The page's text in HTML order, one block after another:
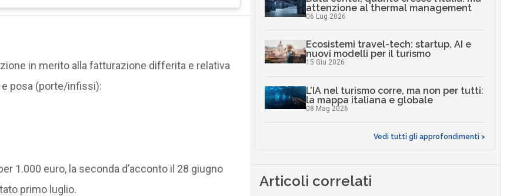
in merito alla fatturazione differita e relativa
posa (porte/infissi):
1.000 euro, la seconda d’acconto il 28 giugno
primo luglio.
attenzione al thermal management
06 Lug 2026
Ecosistemi travel-tech: startup, AI e
nuovi modelli per il turismo
15 Giu 2026
L’IA nel turismo corre, ma non per tutti:
la mappa italiana e globale
08 Mag 2026
Vedi tutti gli approfondimenti >
Articoli correlati